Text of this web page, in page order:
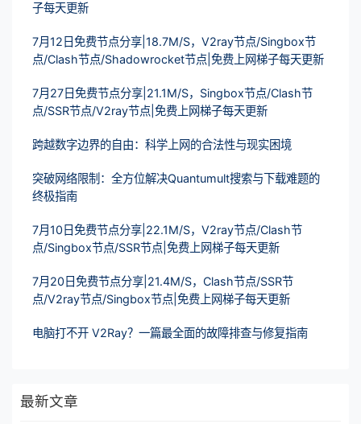
子每天更新
7月12日免费节点分享|18.7M/S，V2ray节点/Singbox节
点/Clash节点/Shadowrocket节点|免费上网梯子每天更新
7月27日免费节点分享|21.1M/S，Singbox节点/Clash节
点/SSR节点/V2ray节点|免费上网梯子每天更新
跨越数字边界的自由：科学上网的合法性与现实困境
突破网络限制：全方位解决Quantumult搜索与下载难题的
终极指南
7月10日免费节点分享|22.1M/S，V2ray节点/Clash节
点/Singbox节点/SSR节点|免费上网梯子每天更新
7月20日免费节点分享|21.4M/S，Clash节点/SSR节
点/V2ray节点/Singbox节点|免费上网梯子每天更新
电脑打不开 V2Ray？一篇最全面的故障排查与修复指南
最新文章